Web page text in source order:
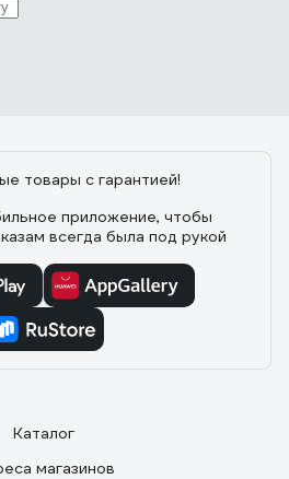
товары с гарантией!
приложение, чтобы
всегда была под рукой
Каталог
магазинов